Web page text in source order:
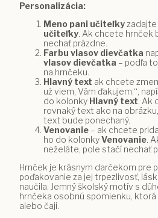
Personalizácia:
Meno pani učiteľky
učiteľky . Ak chcete hrnček
nechať prázdne.
Farbu vlasov dievčatka
vlasov dievčatka – podľa
na hrnčeku.
Hlavný text ak chcete
už viem, Vám ďakujem.“,
do kolonky Hlavný text .
rovnaký text ako na
text bude ponechaný.
Venovanie – ak chcete
ho do kolonkyVenovanie .
neželáte, pole stačí nechať
Hrnček je krásnym darčekom pre
poďakovanie za jej trpezlivosť,
naučila. Jemný školský motív s
hrnčeka osobnú spomienku,
alebo čaji.